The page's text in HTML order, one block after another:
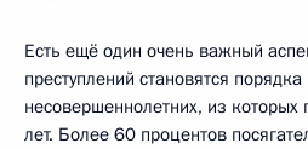
Есть ещё один очень важный
преступлений становятся
несовершеннолетних, из которых
лет. Более 60 процентов